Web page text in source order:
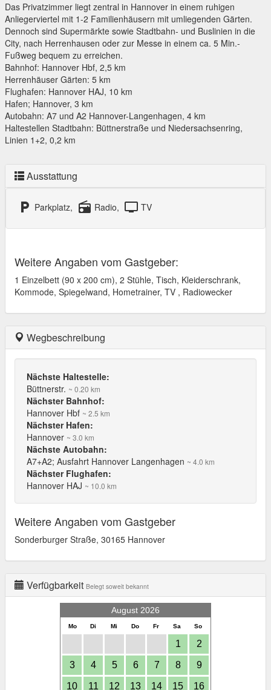
Das Privatzimmer liegt zentral in Hannover in einem ruhigen
Anliegerviertel mit 1-2 Familienhäusern mit umliegenden Gärten.
Dennoch sind Supermärkte sowie Stadtbahn- und Buslinien in die
City, nach Herrenhausen oder zur Messe in einem ca. 5 Min.-
Fußweg bequem zu erreichen.
Bahnhof: Hannover Hbf, 2,5 km
Herrenhäuser Gärten: 5 km
Flughafen: Hannover HAJ, 10 km
Hafen; Hannover, 3 km
Autobahn: A7 und A2 Hannover-Langenhagen, 4 km
Haltestellen Stadtbahn: Büttnerstraße und Niedersachsenring,
Linien 1+2, 0,2 km
Ausstattung
local_parking Parkplatz, radio Radio, tv TV
Weitere Angaben vom Gastgeber:
1 Einzelbett (90 x 200 cm), 2 Stühle, Tisch, Kleiderschrank,
Kommode, Spiegelwand, Hometrainer, TV , Radiowecker
Wegbeschreibung
Nächste Haltestelle:
Büttnerstr. ~ 0.20 km
Nächster Bahnhof:
Hannover Hbf ~ 2.5 km
Nächster Hafen:
Hannover ~ 3.0 km
Nächste Autobahn:
A7+A2; Ausfahrt Hannover Langenhagen ~ 4.0 km
Nächster Flughafen:
Hannover HAJ ~ 10.0 km
Weitere Angaben vom Gastgeber
Sonderburger Straße, 30165 Hannover
Verfügbarkeit Belegt soweit bekannt
August 2026
Mo Di Mi Do Fr Sa So
1 2
3 4 5 6 7 8 9
10 11 12 13 14 15 16